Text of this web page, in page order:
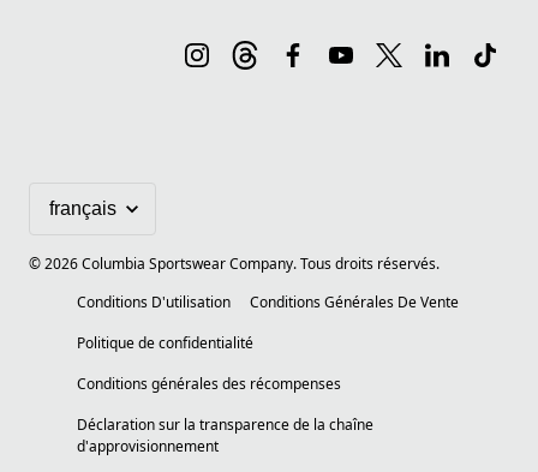
©2026Columbia Sportswear Company. Tous droits réservés.
Conditions D'utilisation
Conditions Générales De Vente
Politique de confidentialité
Conditions générales des récompenses
Déclaration sur la transparence de la chaîne
d'approvisionnement